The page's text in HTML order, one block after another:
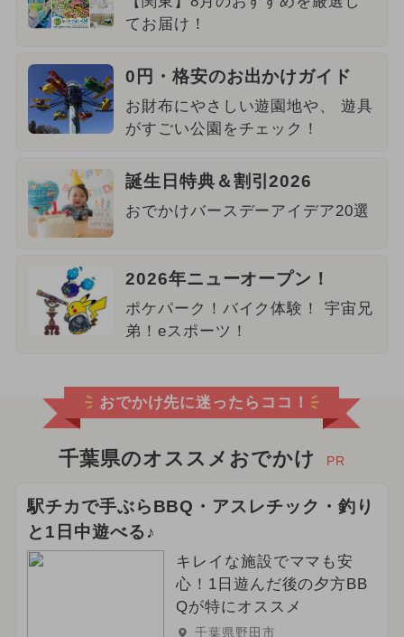
てお届け！
0円・格安のお出かけガイド
お財布にやさしい遊園地や、 遊具
がすごい公園をチェック！
誕生日特典＆割引2026
おでかけバースデーアイデア20選
2026年ニューオープン！
ポケパーク！バイク体験！ 宇宙兄
弟！eスポーツ！
おでかけ先に迷ったらココ！
千葉県のオススメおでかけ PR
駅チカで手ぶらBBQ・アスレチック・釣り
と1日中遊べる♪
キレイな施設でママも安
心！1日遊んだ後の夕方BB
Qが特にオススメ
千葉県野田市